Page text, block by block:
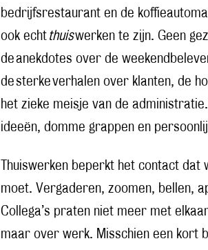
bedrijfsrestaurant en de
ook echt thuiswerken te zijn. Geen
de anekdotes over de
de sterke verhalen over klanten, de
het zieke meisje van de
ideeën, domme grappen en
Thuiswerken beperkt het contact
moet. Vergaderen, zoomen, bellen,
Collega’s praten niet meer met
maar over werk. Misschien een kort